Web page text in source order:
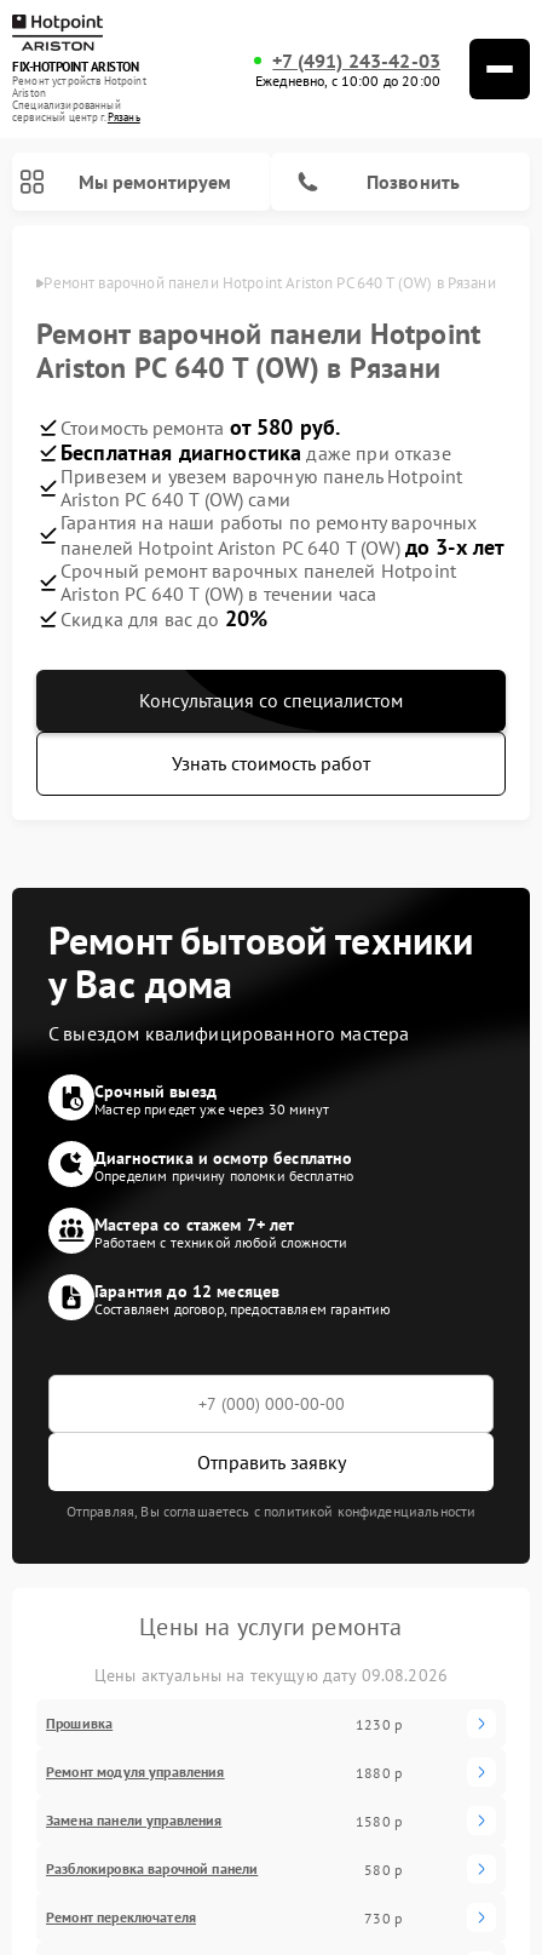
FIX-HOTPOINT ARISTON
Ремонт устройств Hotpoint
Ariston
Специализированный
cервисный центр г.Рязань
+7 (491) 243-42-03
Ежедневно, с 10:00 до 20:00
Мы ремонтируем Позвонить
Ремонт варочной панели Hotpoint Ariston PC 640 T (OW) в Рязани
Ремонт варочной панели Hotpoint
Ariston PC 640 T (OW) в Рязани
Стоимость ремонта от 580 руб.
Бесплатная диагностика даже при отказе
Привезем и увезем варочную панель Hotpoint
Ariston PC 640 T (OW) сами
Гарантия на наши работы по ремонту варочных
панелей Hotpoint Ariston PC 640 T (OW) до 3-х лет
Срочный ремонт варочных панелей Hotpoint
Ariston PC 640 T (OW) в течении часа
Скидка для вас до 20%
Консультация со специалистом
Узнать стоимость работ
Ремонт бытовой техники
у Вас дома
С выездом квалифицированного мастера
Срочный выезд
Мастер приедет уже через 30 минут
Диагностика и осмотр бесплатно
Определим причину поломки бесплатно
Мастера со стажем 7+ лет
Работаем с техникой любой сложности
Гарантия до 12 месяцев
Составляем договор, предоставляем гарантию
Отправить заявку
Отправляя, Вы соглашаетесь с политикой конфиденциальности
Цены на услуги ремонта
Цены актуальны на текущую дату 09.08.2026
Прошивка 1230 р
Ремонт модуля управления 1880 р
Замена панели управления 1580 р
Разблокировка варочной панели 580 р
Ремонт переключателя 730 р